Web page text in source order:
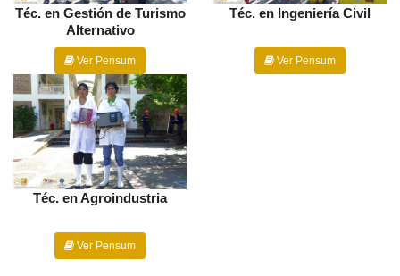
Téc. en Gestión de Turismo
Alternativo
Ver Pensum
Téc. en Ingeniería Civil
Ver Pensum
Téc. en Agroindustria
Ver Pensum